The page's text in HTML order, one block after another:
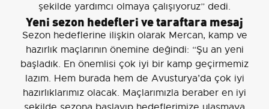
şekilde yardımcı olmaya çalışıyoruz” dedi.
Yeni sezon hedefleri ve taraftara mesaj
Sezon hedeflerine ilişkin olarak Mercan, kamp ve
hazırlık maçlarının önemine değindi: “Şu an yeni
başladık. En önemlisi çok iyi bir kamp geçirmemiz
lazım. Hem burada hem de Avusturya’da çok iyi
hazırlıklarımız olacak. Maçlarımızla beraber en iyi